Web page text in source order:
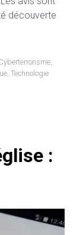
découverte
,
, Technologie
: